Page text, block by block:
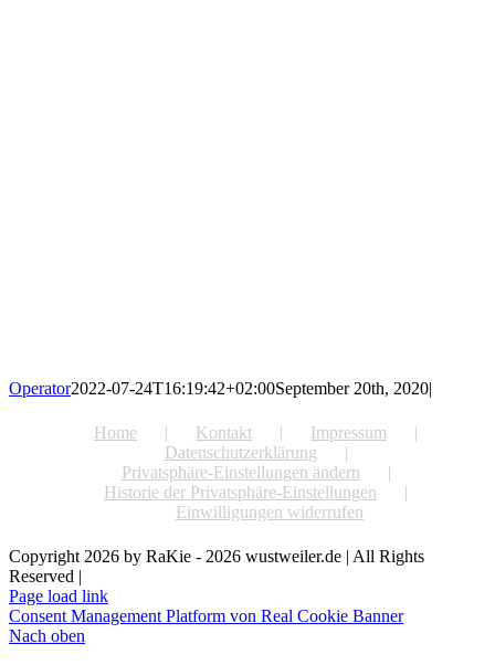
Operator2022-07-24T16:19:42+02:00September 20th, 2020|
Home Kontakt
Impressum
Datenschutzerklärung
Privatsphäre-Einstellungen ändern
Historie der Privatsphäre-Einstellungen
Einwilligungen widerrufen
Copyright 2026 by RaKie - 2026 wustweiler.de | All Rights
Reserved |
Page load link
Consent Management Platform von Real Cookie Banner
Nach oben